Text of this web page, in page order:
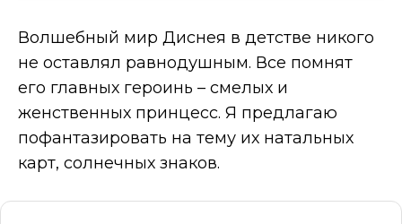
Волшебный мир Диснея в детстве никого
не оставлял равнодушным. Все помнят
его главных героинь – смелых и
женственных принцесс. Я предлагаю
пофантазировать на тему их натальных
карт, солнечных знаков.